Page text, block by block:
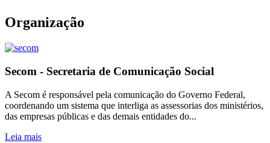
Organização
Secom - Secretaria de Comunicação Social
A Secom é responsável pela comunicação do Governo Federal,
coordenando um sistema que interliga as assessorias dos ministérios,
das empresas públicas e das demais entidades do...
Leia mais